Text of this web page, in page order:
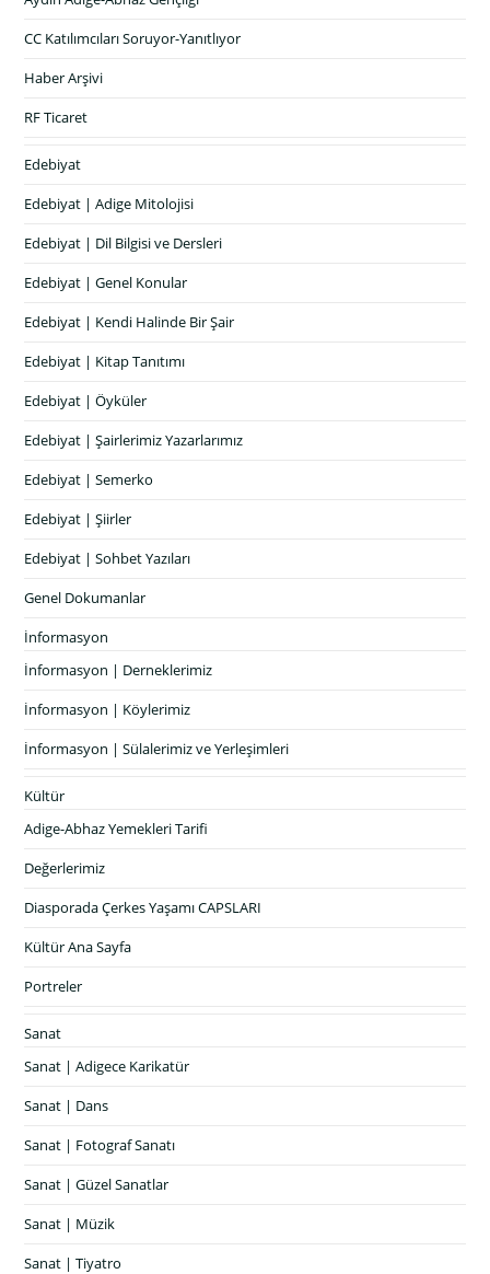
CC Katılımcıları Soruyor-Yanıtlıyor
Haber Arşivi
RF Ticaret
Edebiyat
Edebiyat | Adige Mitolojisi
Edebiyat | Dil Bilgisi ve Dersleri
Edebiyat | Genel Konular
Edebiyat | Kendi Halinde Bir Şair
Edebiyat | Kitap Tanıtımı
Edebiyat | Öyküler
Edebiyat | Şairlerimiz Yazarlarımız
Edebiyat | Semerko
Edebiyat | Şiirler
Edebiyat | Sohbet Yazıları
Genel Dokumanlar
İnformasyon
İnformasyon | Derneklerimiz
İnformasyon | Köylerimiz
İnformasyon | Sülalerimiz ve Yerleşimleri
Kültür
Adige-Abhaz Yemekleri Tarifi
Değerlerimiz
Diasporada Çerkes Yaşamı CAPSLARI
Kültür Ana Sayfa
Portreler
Sanat
Sanat | Adigece Karikatür
Sanat | Dans
Sanat | Fotograf Sanatı
Sanat | Güzel Sanatlar
Sanat | Müzik
Sanat | Tiyatro